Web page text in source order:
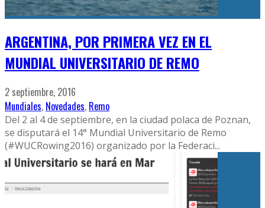
ARGENTINA, POR PRIMERA VEZ EN EL
MUNDIAL UNIVERSITARIO DE REMO
2 septiembre, 2016
Mundiales, Novedades, Remo
Del 2 al 4 de septiembre, en la ciudad polaca de Poznan,
se disputará el 14° Mundial Universitario de Remo
(#WUCRowing2016) organizado por la Federaci...